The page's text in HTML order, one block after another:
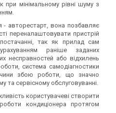
при мінімальному рівні шуму з
- авторестарт, вона позбавляє
переналаштовувати пристрій
так як прилад сам
раніше заданих
несправностей або відхилень
система самодіагностики
збою роботи, що значно
та сервісному обслуговуванні.
користувачеві створити
кондиціонера протягом